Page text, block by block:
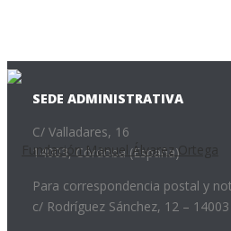
SEDE ADMINISTRATIVA
C/ Valladares, 16
14003, Córdoba (España)
Para correspondencia postal y
c/ Rodríguez Sánchez, 12 –